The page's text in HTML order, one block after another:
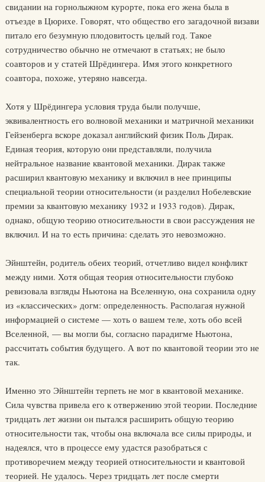
свидании на горнолыжном курорте, пока его жена была в
отъезде в Цюрихе. Говорят, что общество его загадочной визави
питало его безумную плодовитость целый год. Такое
сотрудничество обычно не отмечают в статьях; не было
соавторов и у статей Шрёдингера. Имя этого конкретного
соавтора, похоже, утеряно навсегда.
Хотя у Шрёдингера условия труда были получше,
эквивалентность его волновой механики и матричной механики
Гейзенберга вскоре доказал английский физик Поль Дирак.
Единая теория, которую они представляли, получила
нейтральное название квантовой механики. Дирак также
расширил квантовую механику и включил в нее принципы
специальной теории относительности (и разделил Нобелевские
премии за квантовую механику 1932 и 1933 годов). Дирак,
однако, общую теорию относительности в свои рассуждения не
включил. И на то есть причина: сделать это невозможно.
Эйнштейн, родитель обеих теорий, отчетливо видел конфликт
между ними. Хотя общая теория относительности глубоко
ревизовала взгляды Ньютона на Вселенную, она сохранила одну
из «классических» догм: определенность. Располагая нужной
информацией о системе — хоть о вашем теле, хоть обо всей
Вселенной, — вы могли бы, согласно парадигме Ньютона,
рассчитать события будущего. А вот по квантовой теории это не
так.
Именно это Эйнштейн терпеть не мог в квантовой механике.
Сила чувства привела его к отвержению этой теории. Последние
тридцать лет жизни он пытался расширить общую теорию
относительности так, чтобы она включала все силы природы, и
надеялся, что в процессе ему удастся разобраться с
противоречием между теорией относительности и квантовой
теорией. Не удалось. Через тридцать лет после смерти